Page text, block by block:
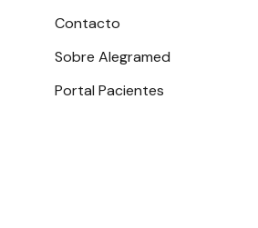
Contacto
Sobre Alegramed
Portal Pacientes